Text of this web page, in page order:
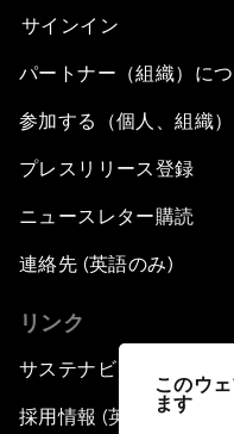
このウ
ます
サインイン
パートナー（組織）に
参加する（個人、組織）
プレスリリース登録
ニュースレター購読
連絡先 (英語のみ)
リンク
サステナビリティへの取
採用情報 (英語のみ)